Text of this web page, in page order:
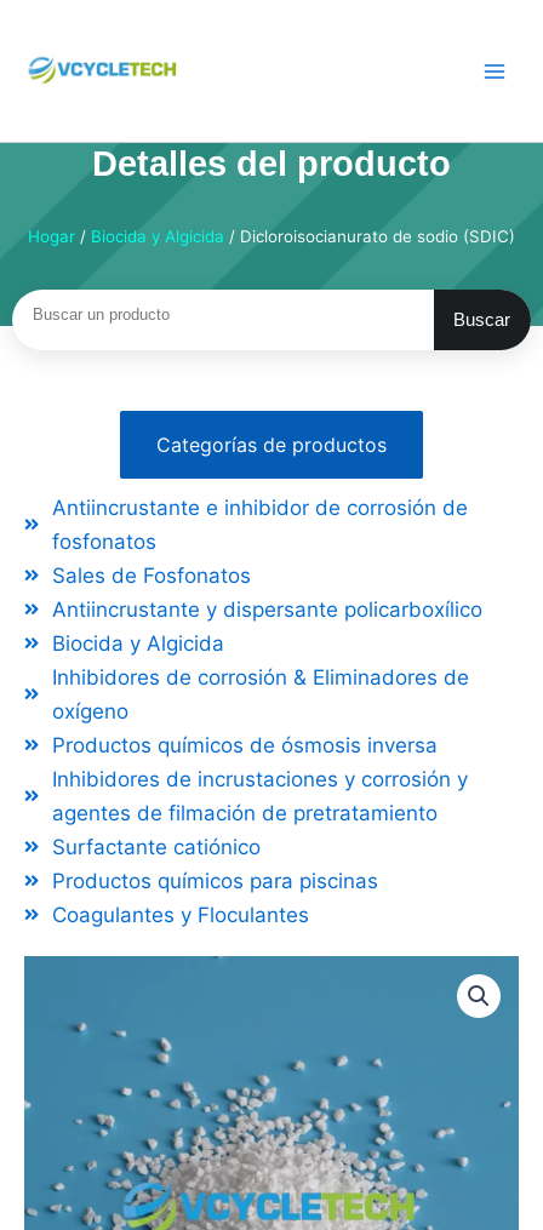
contenido
Detalles del producto
Hogar / Biocida y Algicida / Dicloroisocianurato de sodio (SDIC)
Buscar
Categorías de productos
Antiincrustante e inhibidor de corrosión de
fosfonatos
Sales de Fosfonatos
Antiincrustante y dispersante policarboxílico
Biocida y Algicida
Inhibidores de corrosión & Eliminadores de
oxígeno
Productos químicos de ósmosis inversa
Inhibidores de incrustaciones y corrosión y
agentes de filmación de pretratamiento
Surfactante catiónico
Productos químicos para piscinas
Coagulantes y Floculantes